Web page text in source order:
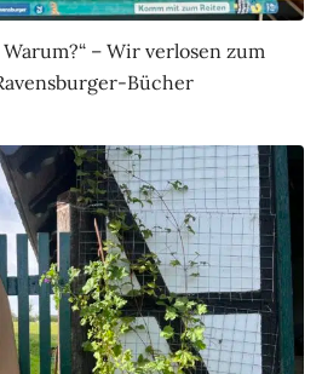
Warum?“ – Wir verlosen zum
Bücher